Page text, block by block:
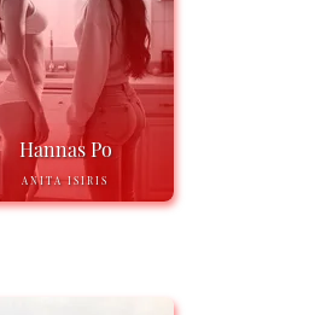
Hannas Po
ANITA ISIRIS